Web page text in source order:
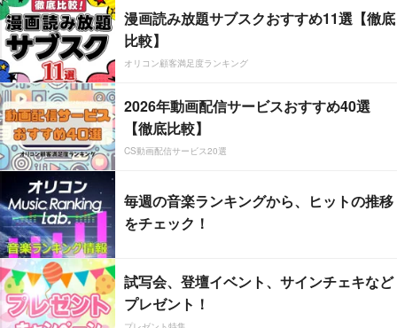
漫画読み放題サブスクおすすめ11選【徹底
比較】
オリコン顧客満足度ランキング
2026年動画配信サービスおすすめ40選
【徹底比較】
CS動画配信サービス20選
毎週の音楽ランキングから、ヒットの推移
をチェック！
試写会、登壇イベント、サインチェキなど
プレゼント！